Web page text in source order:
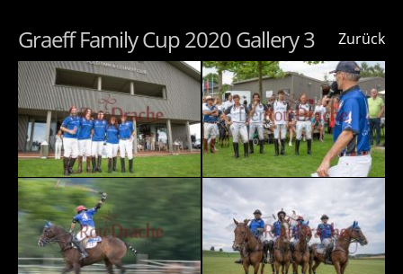
Zurück
Graeff Family Cup 2020 Gallery 3